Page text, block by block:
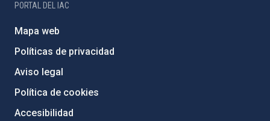
PORTAL DEL IAC
Mapa web
Políticas de privacidad
Aviso legal
Política de cookies
Accesibilidad